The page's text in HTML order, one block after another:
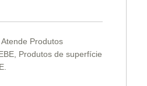
Produtos
Produtos de superfície